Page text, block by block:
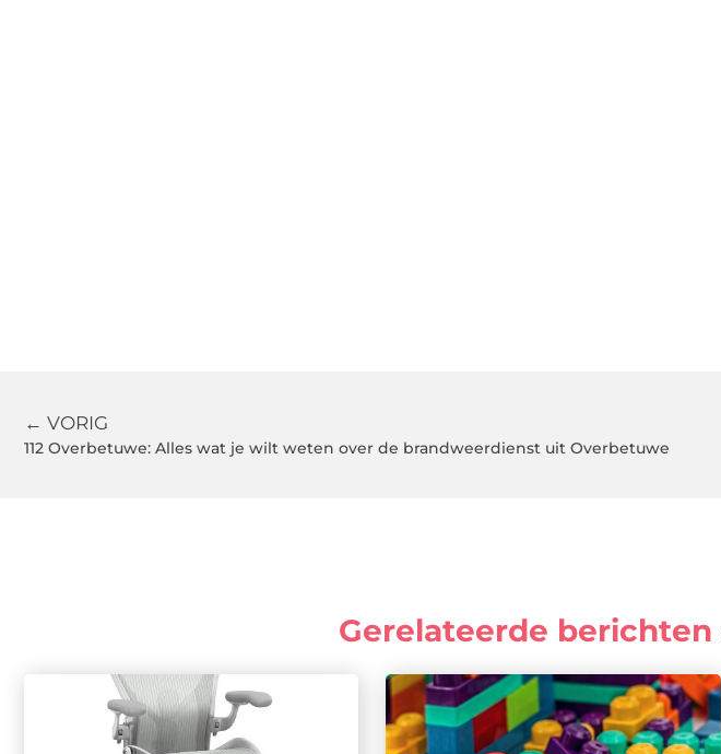
← VORIG
112 Overbetuwe: Alles wat je wilt weten over de brandweerdienst uit Overbetuwe
Gerelateerde berichten